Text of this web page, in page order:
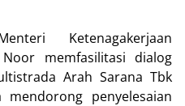
Ketenagakerjaan
memfasilitasi dialog
Arah Sarana Tbk
penyelesaian